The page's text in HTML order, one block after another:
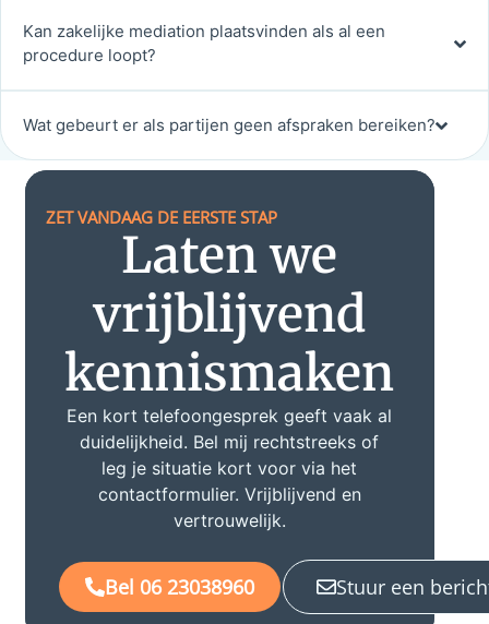
Kan zakelijke mediation plaatsvinden als al een
procedure loopt?
Wat gebeurt er als partijen geen afspraken bereiken?
ZET VANDAAG DE EERSTE STAP
Laten we
vrijblijvend
kennismaken
Een kort telefoongesprek geeft vaak al
duidelijkheid. Bel mij rechtstreeks of
leg je situatie kort voor via het
contactformulier. Vrijblijvend en
vertrouwelijk.
Bel 06 23038960 Stuur een